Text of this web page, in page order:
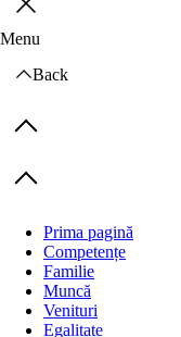
Închideți
Menu
Back
Previous items
Next items
Prima pagină
Competențe
Familie
Muncă
Venituri
Egalitate